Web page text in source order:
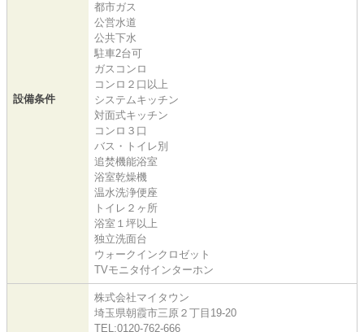
設備条件
都市ガス
公営水道
公共下水
駐車2台可
ガスコンロ
コンロ２口以上
システムキッチン
対面式キッチン
コンロ３口
バス・トイレ別
追焚機能浴室
浴室乾燥機
温水洗浄便座
トイレ２ヶ所
浴室１坪以上
独立洗面台
ウォークインクロゼット
TVモニタ付インターホン
株式会社マイタウン
埼玉県朝霞市三原２丁目19-20
TEL:0120-762-666